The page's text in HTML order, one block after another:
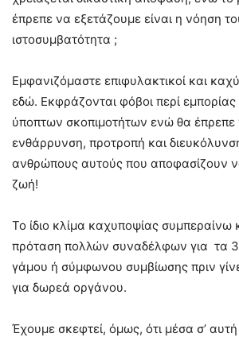
έπρεπε να εξετάζουμε είναι η νόηση
ιστοσυμβατότητα ;
Εμφανιζόμαστε επιφυλακτικοί και
εδώ. Εκφράζονται φόβοι περί
ύποπτων σκοπιμοτήτων ενώ θα έπρεπε
ενθάρρυνση, προτροπή και
ανθρώπους αυτούς που αποφασίζουν
ζωή!
Το ίδιο κλίμα καχυποψίας συμπεραίνω
πρόταση πολλών συναδέλφων για τα
γάμου ή σύμφωνου συμβίωσης πριν
για δωρεά οργάνου.
Έχουμε σκεφτεί, όμως, ότι μέσα σ’ αυτή